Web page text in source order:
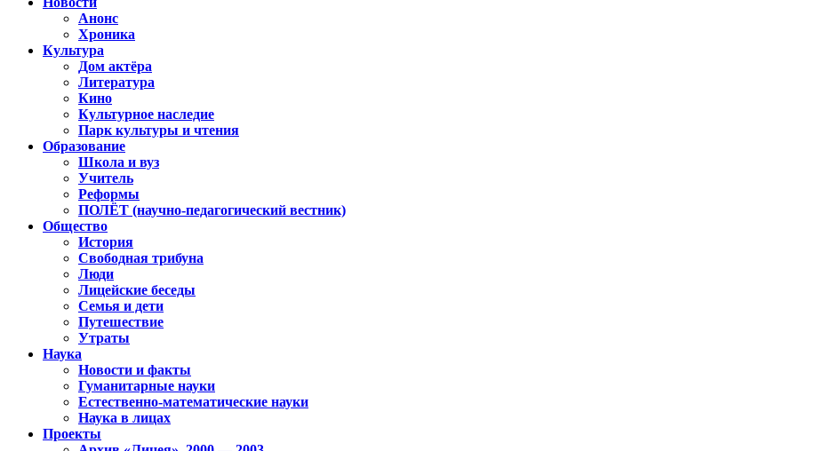
Анонс
Хроника
Культура
Дом актёра
Литература
Кино
Культурное наследие
Парк культуры и чтения
Образование
Школа и вуз
Учитель
Реформы
ПОЛЁТ (научно-педагогический вестник)
Общество
История
Свободная трибуна
Люди
Лицейские беседы
Семья и дети
Путешествие
Утраты
Наука
Новости и факты
Гуманитарные науки
Естественно-математические науки
Наука в лицах
Проекты